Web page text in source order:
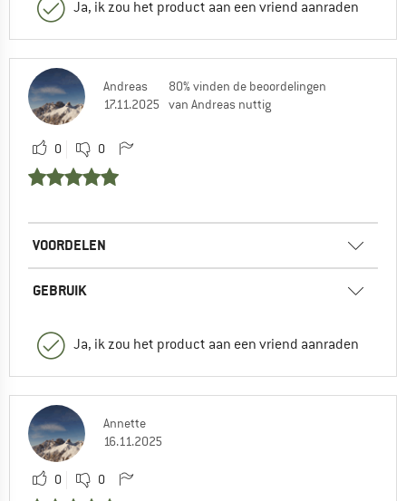
Ja, ik zou het product aan een vriend aanraden
Andreas
17.11.2025
80% vinden de beoordelingen
van Andreas nuttig
0 0
VOORDELEN
GEBRUIK
Ja, ik zou het product aan een vriend aanraden
Annette
16.11.2025
0 0